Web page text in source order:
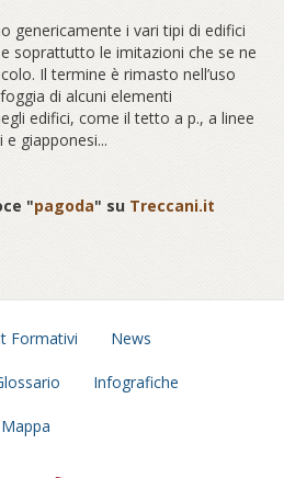
genericamente i vari tipi di edifici
e soprattutto le imitazioni che se ne
Il termine è rimasto nell’uso
di alcuni elementi
edifici, come il tetto a p., a linee
giapponesi...
"pagoda" su Treccani.it
Formativi News
Infografiche
Mappa